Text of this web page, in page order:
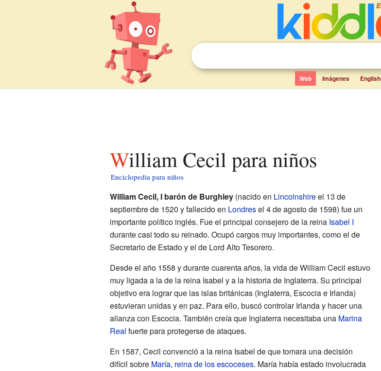
Web Imágenes English
William Cecil para niños
Enciclopedia para niños
William Cecil, I barón de Burghley(nacido en Lincolnshireel 13 de
septiembre de 1520 y fallecido en Londresel 4 de agosto de 1598) fue un
importante político inglés. Fue el principal consejero de la reina Isabel I
durante casi todo su reinado. Ocupó cargos muy importantes, como el de
Secretario de Estado y el de Lord Alto Tesorero.
Desde el año 1558 y durante cuarenta años, la vida de William Cecil estuvo
muy ligada a la de la reina Isabel y a la historia de Inglaterra. Su principal
objetivo era lograr que las islas británicas (Inglaterra, Escocia e Irlanda)
estuvieran unidas y en paz. Para ello, buscó controlar Irlanda y hacer una
alianza con Escocia. También creía que Inglaterra necesitaba una Marina
Real fuerte para protegerse de ataques.
En 1587, Cecil convenció a la reina Isabel de que tomara una decisión
difícil sobre María, reina de los escoceses. María había estado involucrada